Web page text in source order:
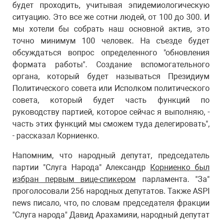
будет проходить, учитывая эпидемиологическую
ситуацию. Это все же сотни людей, от 100 до 300. И
мы хотели бы собрать наш основной актив, это
точно минимум 100 человек. На съезде будет
обсуждаться вопрос определенного "обновления
формата работы". Создание вспомогательного
органа, который будет называться Президиум
Политического совета или Исполком политического
совета, который будет часть функций по
руководству партией, которое сейчас я выполняю, -
часть этих функций мы сможем туда делегировать",
- рассказал Корниенко.
Напомним, что народный депутат, председатель
партии "Слуга Народа" Александр Корниенко был
избран первым вице-спикером парламента. "За"
проголосовали 256 народных депутатов. Также ASPI
news писало, что, по словам председателя фракции
"Слуга народа" Давид Арахамияи, народный депутат